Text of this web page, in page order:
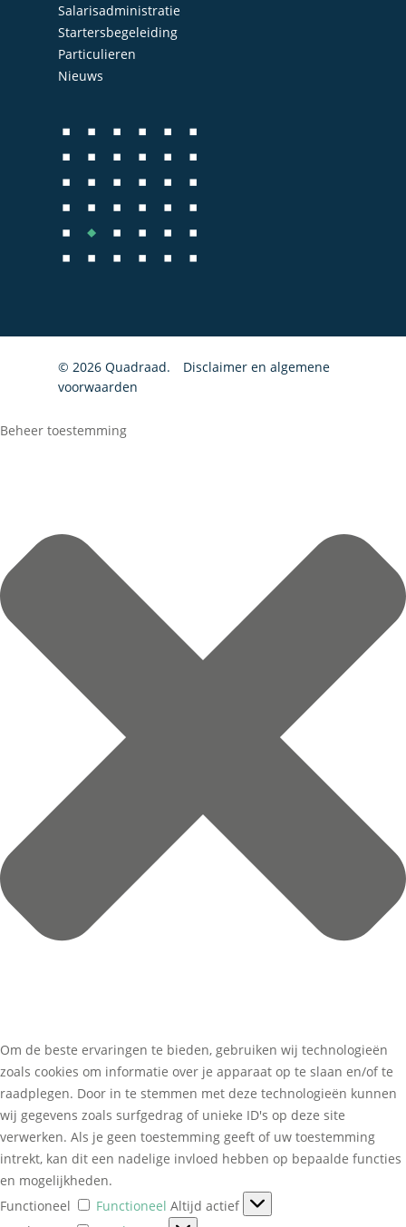
Salarisadministratie
Startersbegeleiding
Particulieren
Nieuws
© 2026 Quadraad.
Disclaimer en algemene
voorwaarden
Beheer toestemming
Om de beste ervaringen te bieden, gebruiken wij technologieën
zoals cookies om informatie over je apparaat op te slaan en/of te
raadplegen. Door in te stemmen met deze technologieën kunnen
wij gegevens zoals surfgedrag of unieke ID's op deze site
verwerken. Als je geen toestemming geeft of uw toestemming
intrekt, kan dit een nadelige invloed hebben op bepaalde functies
en mogelijkheden.
Functioneel
Functioneel Altijd actief